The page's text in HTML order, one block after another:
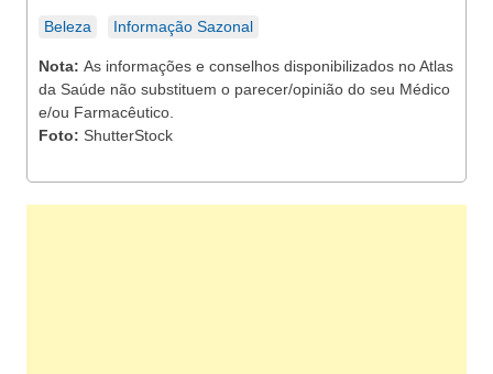
Beleza Informação Sazonal
Nota: As informações e conselhos disponibilizados no Atlas
da Saúde não substituem o parecer/opinião do seu Médico
e/ou Farmacêutico.
Foto: ShutterStock